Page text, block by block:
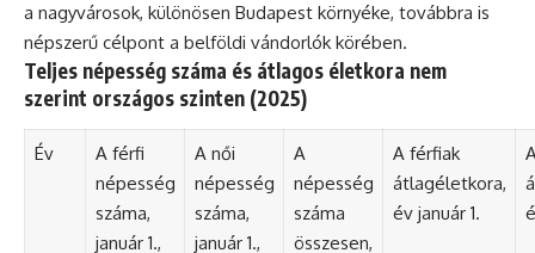
a nagyvárosok, különösen Budapest környéke, továbbra is
népszerű célpont a belföldi vándorlók körében.
Teljes népesség száma és átlagos életkora nem
szerint országos szinten (2025)
Év
A férfi
népesség
száma,
január 1.,
A női
népesség
száma,
január 1.,
A
népesség
száma
összesen,
A férfiak
átlagéletkora,
év január 1.